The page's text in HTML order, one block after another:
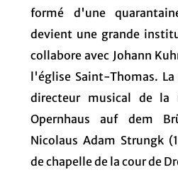
formé d'une
devient une grande
collabore avec Johann
l'église Saint-Thomas.
directeur musical de la
Opernhaus auf dem
Nicolaus Adam Strungk
de chapelle de la cour de